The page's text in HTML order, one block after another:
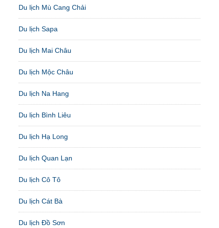
Du lịch Mù Cang Chải
Du lịch Sapa
Du lịch Mai Châu
Du lịch Mộc Châu
Du lịch Na Hang
Du lịch Bình Liêu
Du lịch Hạ Long
Du lịch Quan Lạn
Du lịch Cô Tô
Du lịch Cát Bà
Du lịch Đồ Sơn